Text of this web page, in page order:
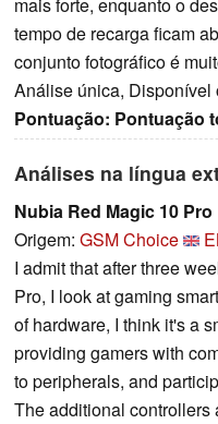
mais forte, enquanto o
tempo de recarga ficam
conjunto fotográfico é
Análise única, Disponível
Pontuação: Pontuação
Análises na língua
Nubia Red Magic 10 Pro
Origem: GSM Choice
I admit that after three
Pro, I look at gaming
of hardware, I think it's a
providing gamers with
to peripherals, and
The additional controllers